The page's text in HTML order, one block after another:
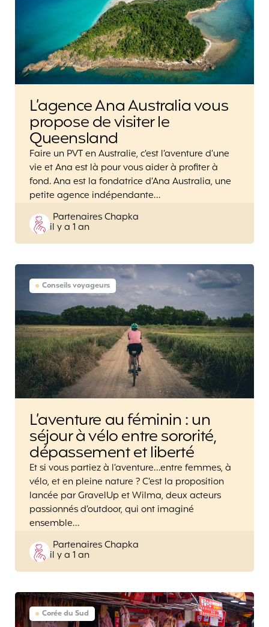
L’agence Ana Australia vous
propose de visiter le
Queensland
Faire un PVT en Australie, c’est l’aventure d’une
vie et Ana est là pour vous aider à profiter à
fond. Ana est la fondatrice d’Ana Australia, une
petite agence indépendante…
Posted
by
Partenaires Chapka
il y a 1 an
Conseils voyageurs
L’aventure au féminin : un
séjour à vélo entre sororité,
dépassement et liberté
Et si vous partiez à l’aventure…entre femmes, à
vélo, et en pleine nature ? C’est la proposition
lancée par GravelUp et Wilma, deux acteurs
passionnés d’outdoor, qui ont imaginé
ensemble…
Posted
by
Partenaires Chapka
il y a 1 an
Corée du Sud